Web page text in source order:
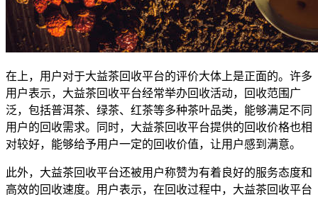
在上，用户对于大益茶回收平台的评价大体上是正面的。许多
用户表示，大益茶回收平台经常举办回收活动，回收范围广
泛，包括普洱茶、绿茶、红茶等多种茶叶品类，能够满足不同
用户的回收需求。同时，大益茶回收平台提供的回收价格也相
对较好，能够给予用户一定的回收价值，让用户感到满意。
此外，大益茶回收平台还被用户称赞为有着良好的服务态度和
高效的回收速度。用户表示，在回收过程中，大益茶回收平台